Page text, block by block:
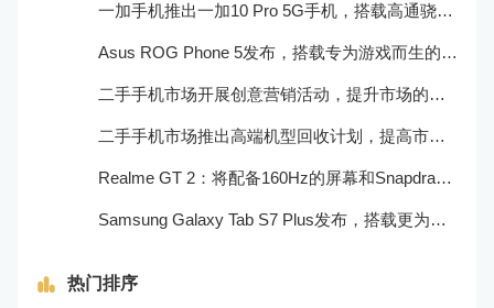
一加手机推出一加10 Pro 5G手机，搭载高通骁龙888处理器和一亿像素主摄像头
Asus ROG Phone 5发布，搭载专为游戏而生的处理器和摄像头
二手手机市场开展创意营销活动，提升市场的品牌感知度和美誉度
二手手机市场推出高端机型回收计划，提高市场的产品质量和用户口碑
Realme GT 2：将配备160Hz的屏幕和Snapdragon 898处理器
Samsung Galaxy Tab S7 Plus发布，搭载更为出色的屏幕和相机
热门排序